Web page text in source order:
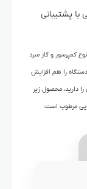
با پشتیبانی
کمپرسور و گاز مبرد
را هم افزایش
دارید، محصول زیر
مرطوب است: